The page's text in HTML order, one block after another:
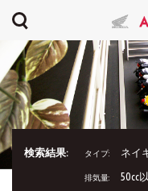
検索結果: タイプ: ネイ
排気量: 50cc